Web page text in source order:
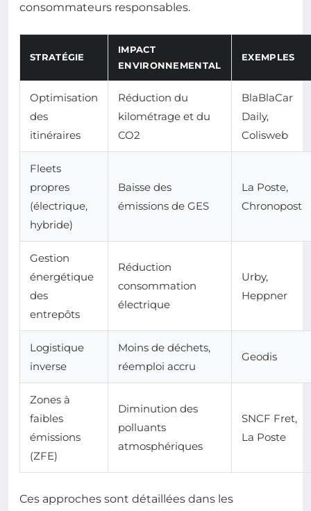
consommateurs responsables.
STRATÉGIE
IMPACT
ENVIRONNEMENTAL
EXEMPLES
Optimisation
des
itinéraires
Réduction du
kilométrage et du
CO2
BlaBlaCar
Daily,
Colisweb
Fleets
propres
(électrique,
hybride)
Baisse des
émissions de GES
La Poste,
Chronopost
Gestion
énergétique
des
entrepôts
Réduction
consommation
électrique
Urby,
Heppner
Logistique
inverse
Moins de déchets,
réemploi accru
Geodis
Zones à
faibles
émissions
(ZFE)
Diminution des
polluants
atmosphériques
SNCF Fret,
La Poste
Ces approches sont détaillées dans les